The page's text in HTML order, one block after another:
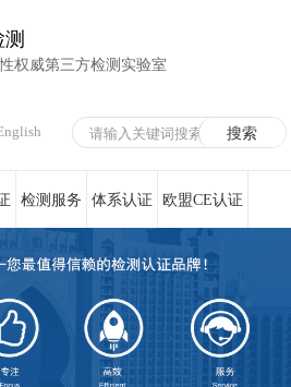
权威第三方检测实验室
检测服务 体系认证 欧盟CE认证
关于我们